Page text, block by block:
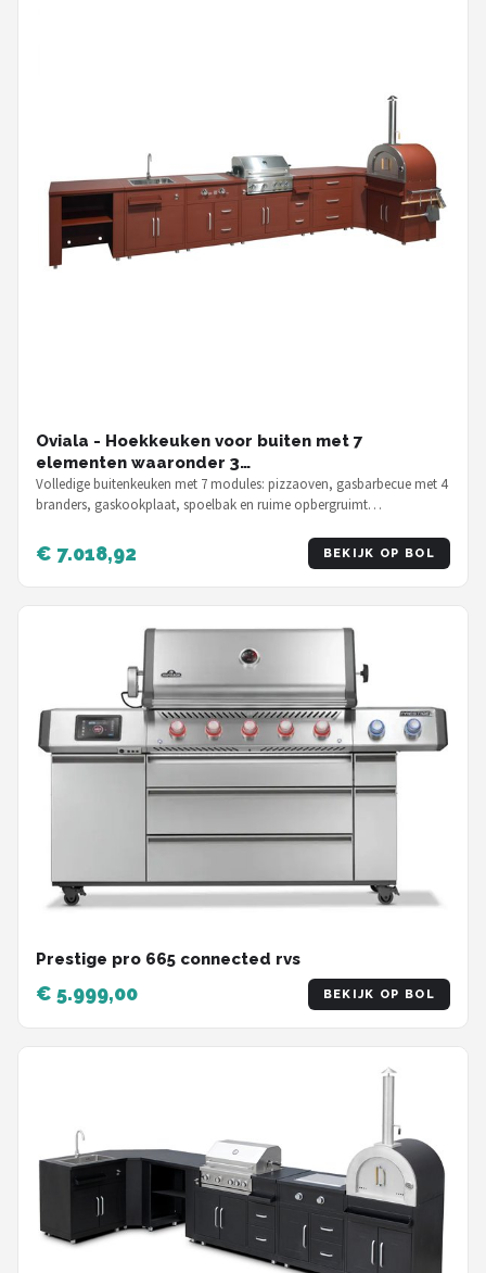
Oviala - Hoekkeuken voor buiten met 7
elementen waaronder 3
kook-/spoelbakmodules. - Memphis
Volledige buitenkeuken met 7 modules: pizzaoven, gasbarbecue met 4
branders, gaskookplaat, spoelbak en ruime opbergruimt…
€ 7.018,92 BEKIJK OP BOL
Prestige pro 665 connected rvs
€ 5.999,00 BEKIJK OP BOL